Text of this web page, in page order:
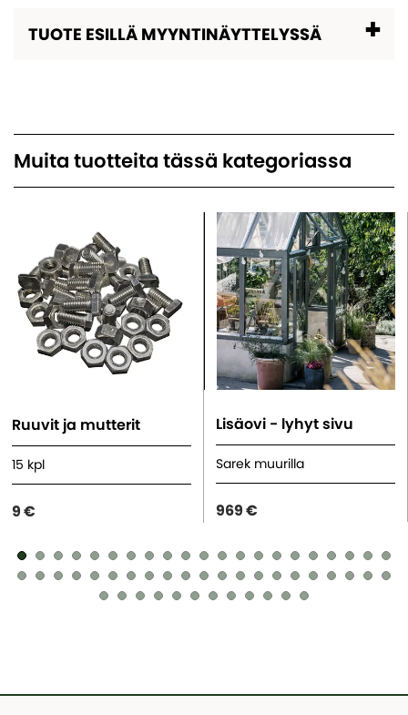
TUOTE ESILLÄ MYYNTINÄYTTELYSSÄ
Muita tuotteita tässä kategoriassa
Ruuvit ja mutterit
15 kpl
9 €
Lisäovi - lyhyt sivu
Sarek muurilla
969 €